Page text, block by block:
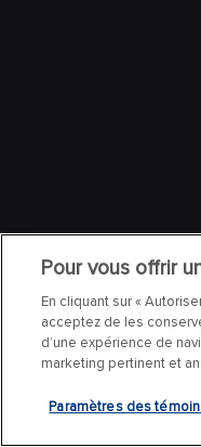
Pour vous offrir
En cliquant sur «
acceptez de les
d’une expérience de
marketing pertinent et
Paramètres des